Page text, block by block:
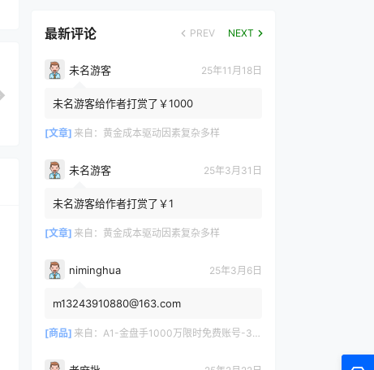
最新评论 PREV NEXT
未名游客 25年11月18日
未名游客给作者打赏了￥1000
[文章] 来自： 黄金成本驱动因素复杂多样
未名游客 25年3月31日
未名游客给作者打赏了￥1
[文章] 来自： 黄金成本驱动因素复杂多样
niminghua 25年3月6日
m13243910880@163.com
[商品] 来自： A1-金盘手1000万限时免费账号-30天/次/用户